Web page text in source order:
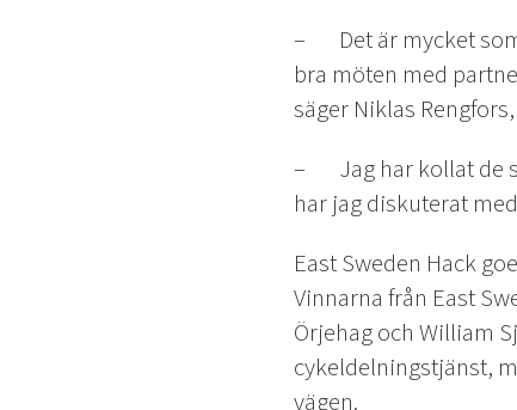
– Det är mycket som
bra möten med
säger Niklas
– Jag har kollat de
har jag diskuterat
East Sweden Hack
Vinnarna från East
Örjehag och William
cykeldelningstjänst,
vägen.